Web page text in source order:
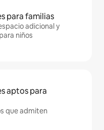
para familias
adicional y
niños
aptos para
que admiten